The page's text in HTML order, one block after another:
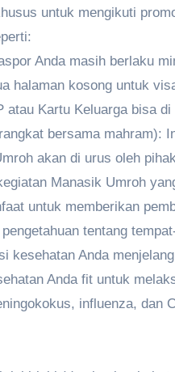
untuk mengikuti
Anda masih berlaku
halaman kosong untuk
atau Kartu Keluarga bisa
bersama mahram):
akan di urus oleh
Manasik Umroh
untuk memberikan
tentang
kesehatan Anda
Anda fit untuk
influenza, dan